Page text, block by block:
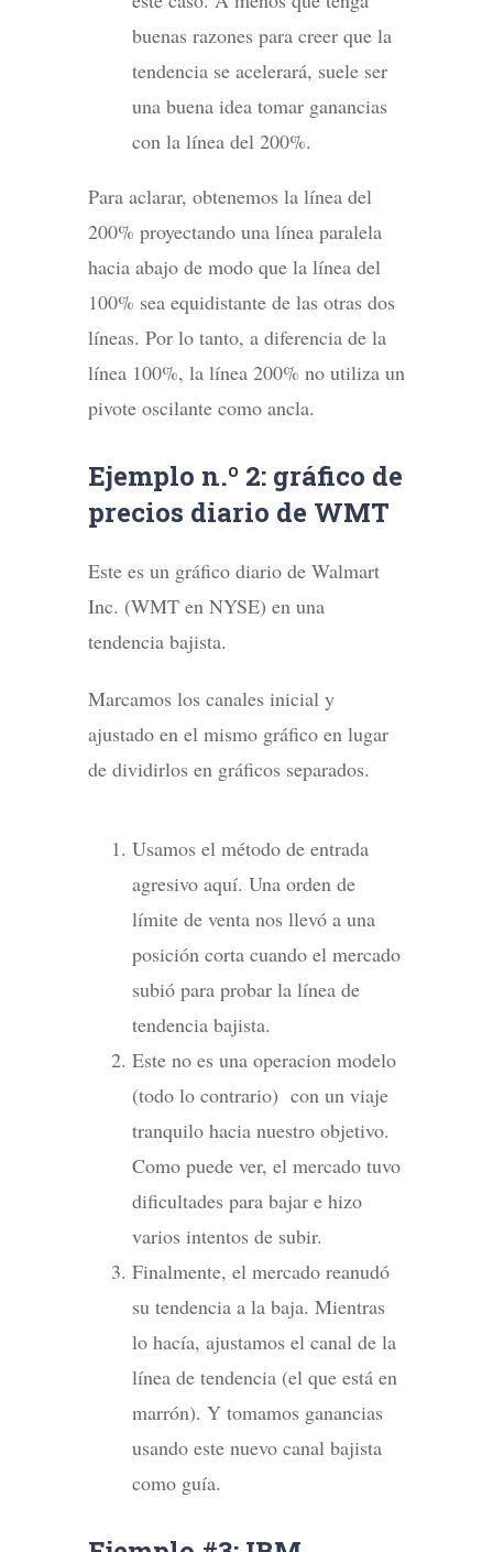
buenas razones para creer que la
tendencia se acelerará, suele ser
una buena idea tomar ganancias
con la línea del 200%.
Para aclarar, obtenemos la línea del
200% proyectando una línea paralela
hacia abajo de modo que la línea del
100% sea equidistante de las otras dos
líneas. Por lo tanto, a diferencia de la
línea 100%, la línea 200% no utiliza un
pivote oscilante como ancla.
Ejemplo n.º 2: gráfico de
precios diario de WMT
Este es un gráfico diario de Walmart
Inc. (WMT en NYSE) en una
tendencia bajista.
Marcamos los canales inicial y
ajustado en el mismo gráfico en lugar
de dividirlos en gráficos separados.
Usamos el método de entrada
agresivo aquí. Una orden de
límite de venta nos llevó a una
posición corta cuando el mercado
subió para probar la línea de
tendencia bajista.
Este no es una operacion modelo
(todo lo contrario) con un viaje
tranquilo hacia nuestro objetivo.
Como puede ver, el mercado tuvo
dificultades para bajar e hizo
varios intentos de subir.
Finalmente, el mercado reanudó
su tendencia a la baja. Mientras
lo hacía, ajustamos el canal de la
línea de tendencia (el que está en
marrón). Y tomamos ganancias
usando este nuevo canal bajista
como guía.